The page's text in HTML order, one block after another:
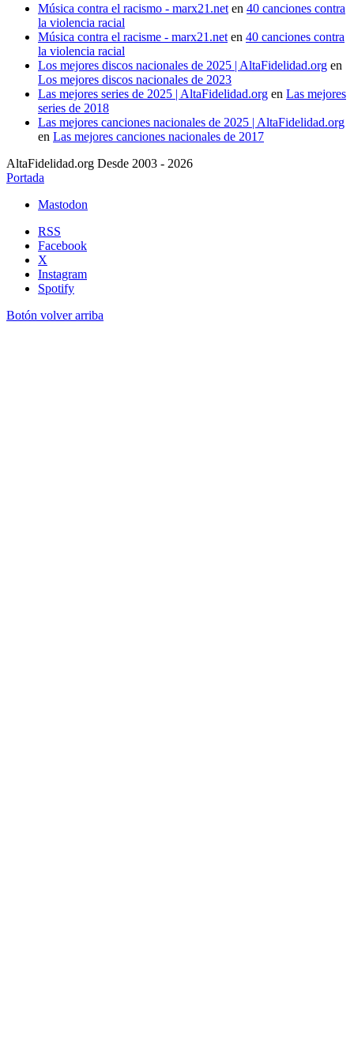
Música contra el racismo - marx21.net en 40 canciones contra
la violencia racial
Música contra el racisme - marx21.net en 40 canciones contra
la violencia racial
Los mejores discos nacionales de 2025 | AltaFidelidad.org en
Los mejores discos nacionales de 2023
Las mejores series de 2025 | AltaFidelidad.org en Las mejores
series de 2018
Las mejores canciones nacionales de 2025 | AltaFidelidad.org
en Las mejores canciones nacionales de 2017
AltaFidelidad.org Desde 2003 - 2026
Portada
Mastodon
RSS
Facebook
X
Instagram
Spotify
Botón volver arriba